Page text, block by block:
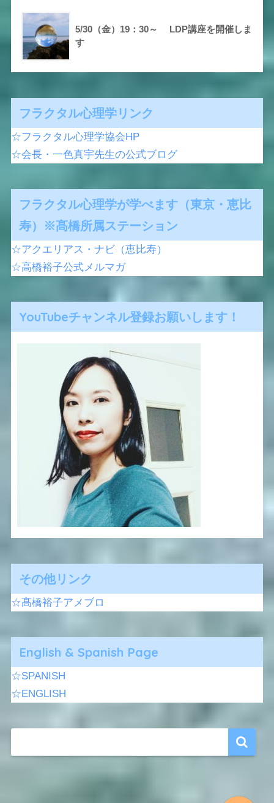
5/30（金）19：30～ LDP講座を開催しま
す
フラクタル心理学リンク
☆フラクタル心理学協会HP
☆会長・一色真宇先生の公式ブログ
フラクタル心理学が学べます（東京・恵比
寿）※髙橋所属ステーション
☆アクエリアス・ナビ（恵比寿）
☆高橋裕子公式メルマガ
YouTubeチャンネル登録お願いします！
その他リンク
☆髙橋裕子アメブロ
English & Spanish Page
☆SPANISH
☆ENGLISH